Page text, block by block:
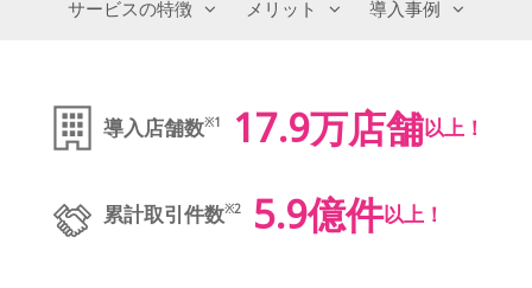
サービスの特徴 メリット 導入事例
導入店舗数※1 17.9万店舗以上！
累計取引件数※2 5.9億件以上！